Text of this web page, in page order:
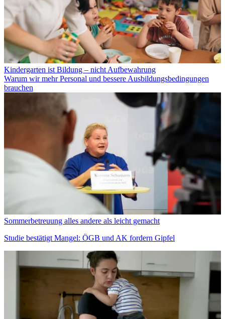
Kindergarten ist Bildung – nicht Aufbewahrung
Warum wir mehr Personal und bessere Ausbildungsbedingungen
brauchen
Sommerbetreuung alles andere als leicht gemacht
Studie bestätigt Mangel: ÖGB und AK fordern Gipfel